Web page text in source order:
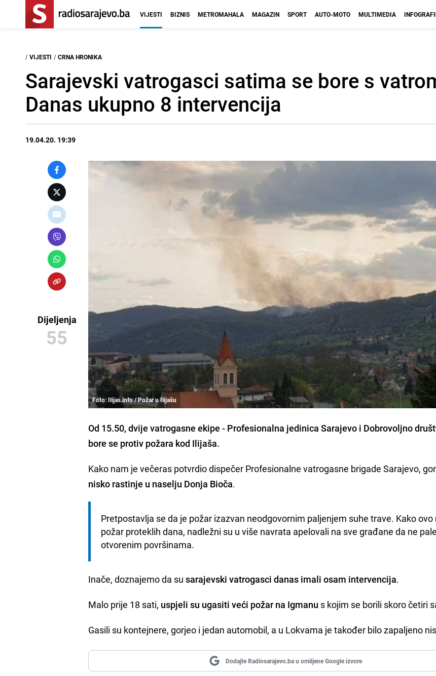
VIJESTI BIZNIS METROMAHALA MAGAZIN SPORT AUTO-MOTO MULTIMEDIA
/ VIJESTI / CRNA HRONIKA
Sarajevski vatrogasci satima se bore s
Danas ukupno 8 intervencija
19.04.20. 19:39
Dijeljenja
55
Foto: Ilijas.info / Požar u Ilijašu
Od 15.50, dvije vatrogasne ekipe - Profesionalna jedinica Sarajevo i Dobrovoljno
bore se protiv požara kod Ilijaša.
Kako nam je večeras potvrdio dispečer Profesionalne vatrogasne brigade Sarajevo,
nisko rastinje u naselju Donja Bioča.
Pretpostavlja se da je požar izazvan neodgovornim paljenjem suhe trave. Kako ovo
požar proteklih dana, nadležni su u više navrata apelovali na sve građane da ne
otvorenim površinama.
Inače, doznajemo da susarajevski vatrogasci danas imali osam intervencija.
Malo prije 18 sati, uspjeli su ugasiti veći požar na Igmanu s kojim se borili skoro četiri
Gasili su kontejnere, gorjeo i jedan automobil, a u Lokvama je također bilo zapaljeno
Dodajte Radiosarajevo.ba u omiljene Google izvore